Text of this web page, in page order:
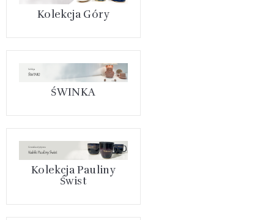
Kolekcja Góry
ŚWINKA
Kolekcja Pauliny
Świst